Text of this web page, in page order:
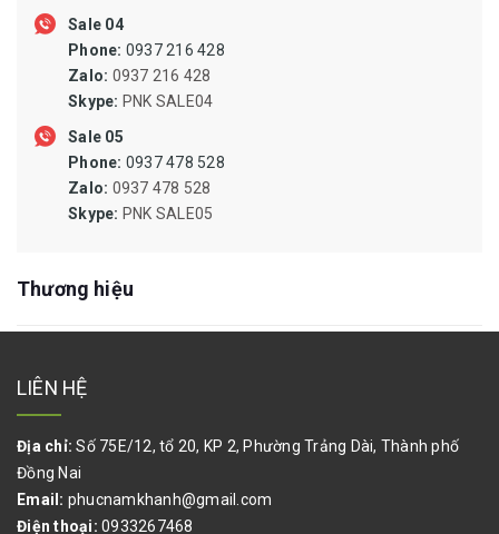
NAM CHÂM DẠNG THANH, NAM CHÂM DẠNG CUỘN, NAM
CHÂM DẠNG ỐNG
MŨI KHOAN TARO DOA PHAY TIỆN MÀI DŨA MŨI VÍT ĐẦU
MÁY KHOAN, MÁY PHAY, MÁY MÀI, MÁY CHÀ NHÁM, MÁY BẮT
ỐC VÍT
ĐÁ CẮT,MÀI,CÀ LEM,NHÁM NỈ ĐÁNH BÓNG,BÁNH CHÉN CƯỚC
TÚI PE,BAO BÌ KRAFT,VẢI BỐ,THÙNG CARTON
BÌNH ẮC QUY, BÌNH ĐIỆN, BÌNH SẠC, BÌNH ỔN ÁP
DẦU NHỚT CÔNG NGHIỆP
Sale 04
Phone: 0937 216 428
Zalo: 0937 216 428
Skype: PNK SALE04
Sale 05
Phone: 0937 478 528
Zalo: 0937 478 528
Skype: PNK SALE05
Thương hiệu
LIÊN HỆ
Địa chỉ: Số 75E/12, tổ 20, KP 2, Phường Trảng Dài, Thành phố
Đồng Nai
Email: phucnamkhanh@gmail.com
Điện thoại: 0933267468